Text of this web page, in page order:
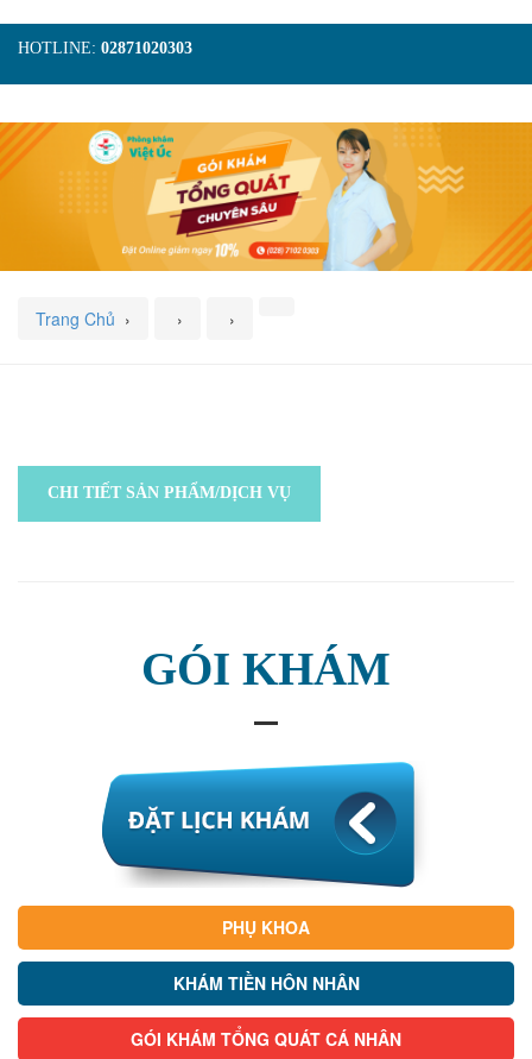
HOTLINE: 02871020303
TRANG CHỦ
GIỚI THIỆU
TIN TỨC
DỊCH VỤ
GÓI KHÁM
HÌNH ẢNH
LIÊN HỆ
ĐẶT LỊCH KHÁM
Trang Chủ › › ›
CHI TIẾT SẢN PHẨM/DỊCH VỤ
GÓI KHÁM
PHỤ KHOA
KHÁM TIỀN HÔN NHÂN
GÓI KHÁM TỔNG QUÁT CÁ NHÂN